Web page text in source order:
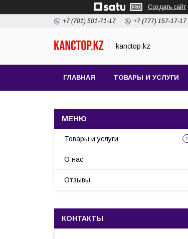
Создать сайт
+7 (701) 501-71-17 +7 (777) 157-17-17
kanctop.kz
ГЛАВНАЯ ТОВАРЫ И УСЛУГИ
Товары и услуги
О нас
Отзывы
КОНТАКТЫ